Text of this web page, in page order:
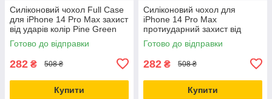
Силіконовий чохол Full Case
для iPhone 14 Pro Max захист
від ударів колір Pine Green
Готово до відправки
282 ₴ 508 ₴
Купити
Силіконовий чохол для
iPhone 14 Pro Max
протиударний захист від
падінь колір Білий
Готово до відправки
282 ₴ 508 ₴
Купити